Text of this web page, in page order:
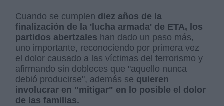
Cuando se cumplen diez años de la
finalización de la 'lucha armada' de ETA, los
partidos abertzales han dado un paso más,
uno importante, reconociendo por primera vez
el dolor causado a las víctimas del terrorismo y
afirmando sin dobleces que "aquello nunca
debió producirse", además se quieren
involucrar en "mitigar" en lo posible el dolor
de las familias.